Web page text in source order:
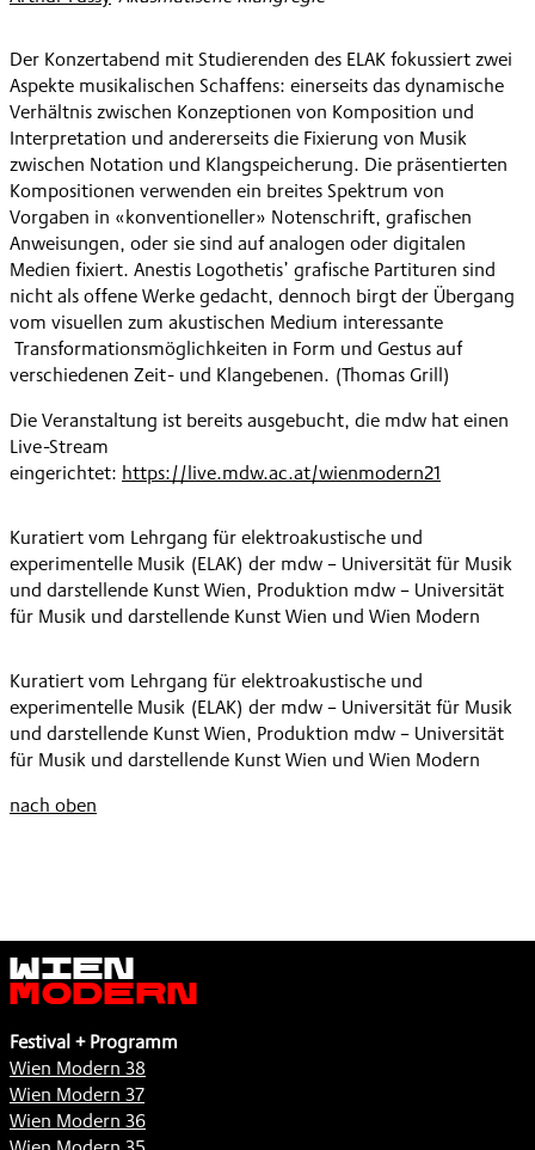
Der Konzertabend mit Studierenden des ELAK fokussiert zwei
Aspekte musikalischen Schaffens: einerseits das dynamische
Verhältnis zwischen Konzeptionen von Komposition und
Interpretation und andererseits die Fixierung von Musik
zwischen Notation und Klangspeicherung. Die präsentierten
Kompositionen verwenden ein breites Spektrum von
Vorgaben in «konventioneller» Notenschrift, grafischen
Anweisungen, oder sie sind auf analogen oder digitalen
Medien fixiert. Anestis Logothetis’ grafische Partituren sind
nicht als offene Werke gedacht, dennoch birgt der Übergang
vom visuellen zum akustischen Medium interessante
Transformationsmöglichkeiten in Form und Gestus auf
verschiedenen Zeit- und Klangebenen. (Thomas Grill)
Die Veranstaltung ist bereits ausgebucht, die mdw hat einen
Live-Stream
eingerichtet: https://live.mdw.ac.at/wienmodern21
Kuratiert vom Lehrgang für elektroakustische und
experimentelle Musik (ELAK) der mdw – Universität für Musik
und darstellende Kunst Wien, Produktion mdw – Universität
für Musik und darstellende Kunst Wien und Wien Modern
Kuratiert vom Lehrgang für elektroakustische und
experimentelle Musik (ELAK) der mdw – Universität für Musik
und darstellende Kunst Wien, Produktion mdw – Universität
für Musik und darstellende Kunst Wien und Wien Modern
nach oben
Wien
Modern
Festival + Programm
Wien Modern 38
Wien Modern 37
Wien Modern 36